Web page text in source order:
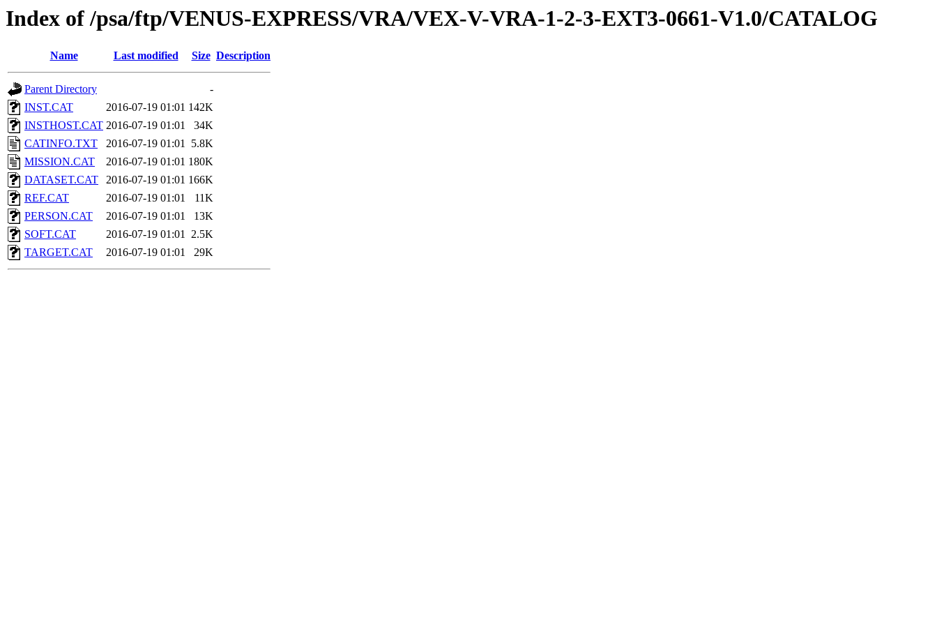
Index of /psa/ftp/VENUS-EXPRESS/VRA/VEX-V-VRA-1-2-3-EXT3-0661-V1.0/CATALOG
Name Last modified Size Description
Parent Directory
-
INST.CAT
2016-07-19 01:01 142K
INSTHOST.CAT 2016-07-19 01:01
34K
CATINFO.TXT
2016-07-19 01:01 5.8K
MISSION.CAT
2016-07-19 01:01 180K
DATASET.CAT
2016-07-19 01:01 166K
REF.CAT
2016-07-19 01:01
11K
PERSON.CAT
2016-07-19 01:01
13K
SOFT.CAT
2016-07-19 01:01 2.5K
TARGET.CAT
2016-07-19 01:01 29K